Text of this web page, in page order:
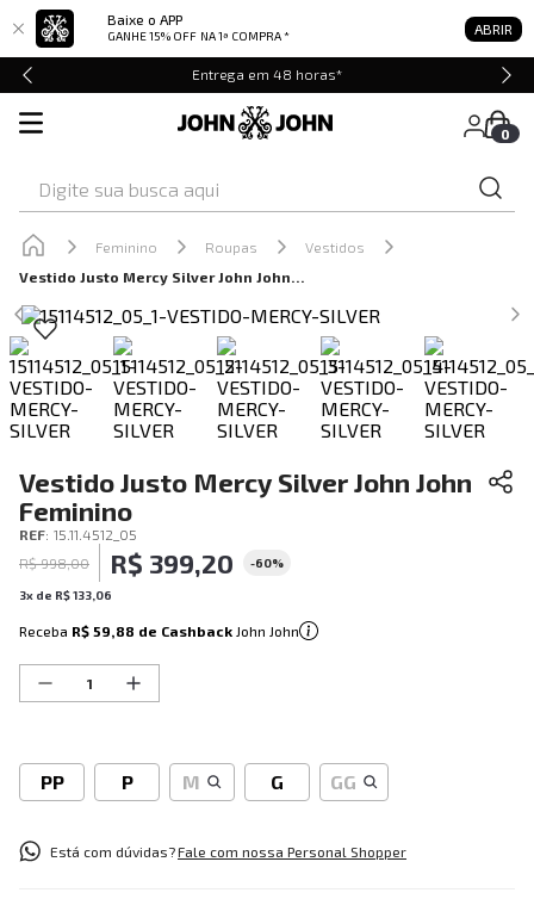
Baixe o APP
GANHE 15% OFF NA 1ª COMPRA * ABRIR
Entrega em 48 horas*
0
Feminino Roupas
Vestidos
Vestido Justo Mercy Silver John John Feminino
Vestido Justo Mercy Silver John John
Feminino
REF: 15.11.4512_05
R$ 998,00 R$ 399,20 -60%
3x de R$133 06
Receba R$ 59,88 de Cashback John John
PP P M G GG
Está com dúvidas?Fale com nossa Personal Shopper